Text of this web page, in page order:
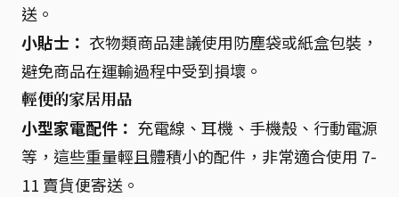
送。
小貼士： 衣物類商品建議使用防塵袋或紙盒包裝，
避免商品在運輸過程中受到損壞。
輕便的家居用品
小型家電配件： 充電線、耳機、手機殼、行動電源
等，這些重量輕且體積小的配件，非常適合使用 7-
11 賣貨便寄送。